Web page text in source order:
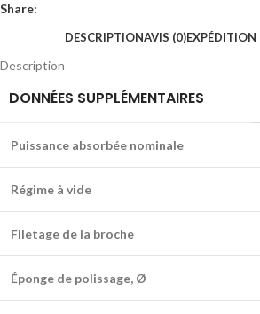
Share:
DESCRIPTIONAVIS (0)
Description
DONNÉES SUPPLÉMENTAIRES
Puissance absorbée nominale
Régime à vide
Filetage de la broche
Éponge de polissage, Ø